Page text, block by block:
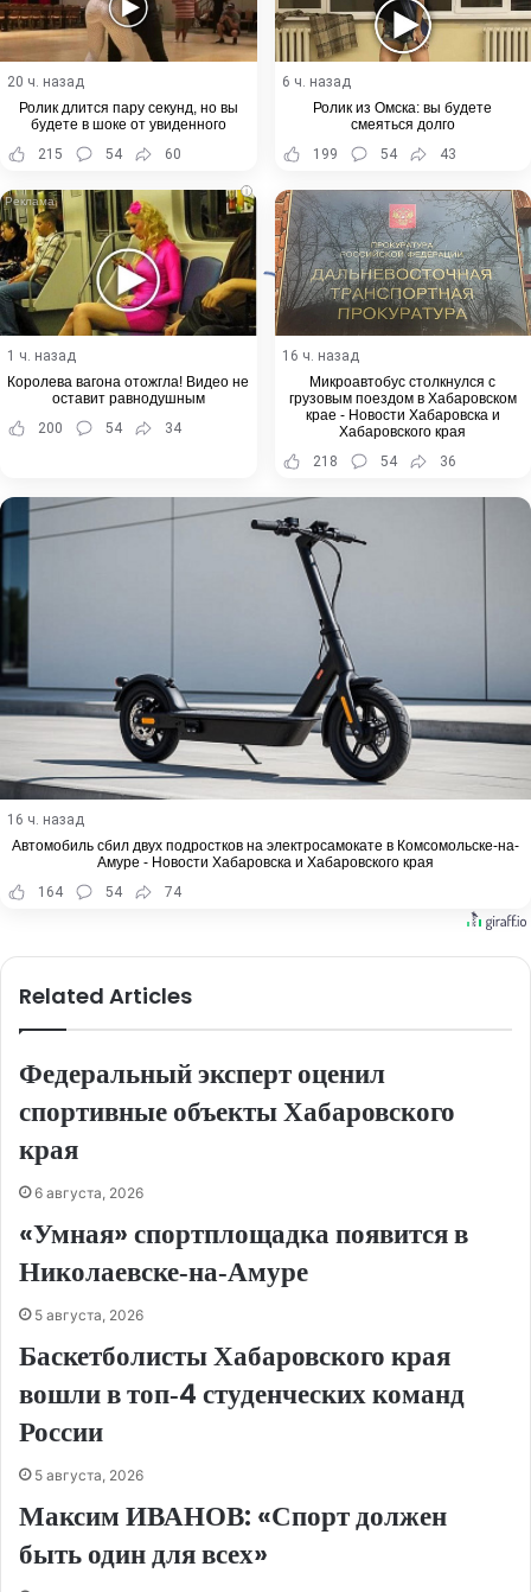
20 ч. назад
Ролик длится пару секунд, но вы
будете в шоке от увиденного
215
54 60
6 ч. назад
Ролик из Омска: вы будете
смеяться долго
199
54 43
i
1 ч. назад
Королева вагона отожгла! Видео не
оставит равнодушным
200
54 34
16 ч. назад
Микроавтобус столкнулся с
грузовым поездом в Хабаровском
крае - Новости Хабаровска и
Хабаровского края
218
54 36
16 ч. назад
Автомобиль сбил двух подростков на электросамокате в Комсомольске-на-
Амуре - Новости Хабаровска и Хабаровского края
164
54 74
Related Articles
Федеральный эксперт оценил
спортивные объекты Хабаровского
края
6 августа, 2026
«Умная» спортплощадка появится в
Николаевске‑на‑Амуре
5 августа, 2026
Баскетболисты Хабаровского края
вошли в топ‑4 студенческих команд
России
5 августа, 2026
Максим ИВАНОВ: «Спорт должен
быть один для всех»